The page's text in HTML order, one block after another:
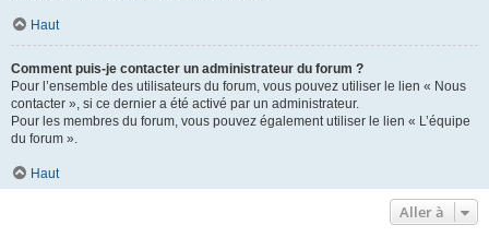
Haut
Comment puis-je contacter un administrateur du forum ?
Pour l’ensemble des utilisateurs du forum, vous pouvez utiliser le lien « Nous
contacter », si ce dernier a été activé par un administrateur.
Pour les membres du forum, vous pouvez également utiliser le lien « L’équipe
du forum ».
Haut
Aller à